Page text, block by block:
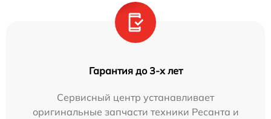
Гарантия до 3-х лет
Сервисный центр устанавливает
оригинальные запчасти техники Ресанта и